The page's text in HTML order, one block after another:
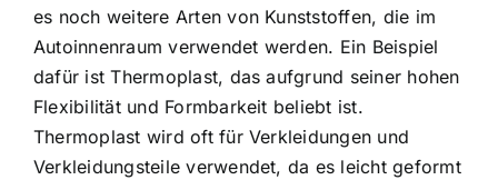
es noch weitere Arten von Kunststoffen, die im
Autoinnenraum verwendet werden. Ein Beispiel
dafür ist Thermoplast, das aufgrund seiner hohen
Flexibilität und Formbarkeit beliebt ist.
Thermoplast wird oft für Verkleidungen und
Verkleidungsteile verwendet, da es leicht geformt